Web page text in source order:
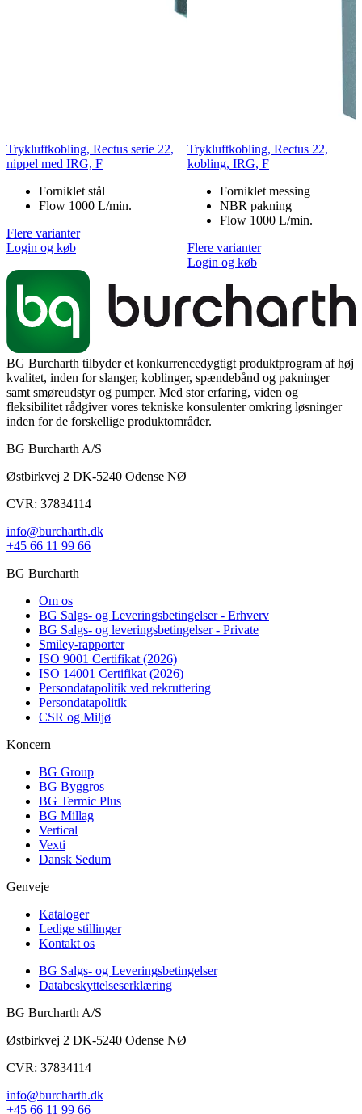
Trykluftkobling, Rectus serie 22,
nippel med IRG, F
Forniklet stål
Flow 1000 L/min.
Flere varianter
Login og køb
Trykluftkobling, Rectus 22,
kobling, IRG, F
Forniklet messing
NBR pakning
Flow 1000 L/min.
Flere varianter
Login og køb
BG Burcharth tilbyder et konkurrencedygtigt produktprogram af høj
kvalitet, inden for slanger, koblinger, spændebånd og pakninger
samt smøreudstyr og pumper. Med stor erfaring, viden og
fleksibilitet rådgiver vores tekniske konsulenter omkring løsninger
inden for de forskellige produktområder.
BG Burcharth A/S
Østbirkvej 2 DK-5240 Odense NØ
CVR: 37834114
info@burcharth.dk
+45 66 11 99 66
BG Burcharth
Om os
BG Salgs- og Leveringsbetingelser - Erhverv
BG Salgs- og leveringsbetingelser - Private
Smiley-rapporter
ISO 9001 Certifikat (2026)
ISO 14001 Certifikat (2026)
Persondatapolitik ved rekruttering
Persondatapolitik
CSR og Miljø
Koncern
BG Group
BG Byggros
BG Termic Plus
BG Millag
Vertical
Vexti
Dansk Sedum
Genveje
Kataloger
Ledige stillinger
Kontakt os
BG Salgs- og Leveringsbetingelser
Databeskyttelseserklæring
BG Burcharth A/S
Østbirkvej 2 DK-5240 Odense NØ
CVR: 37834114
info@burcharth.dk
+45 66 11 99 66